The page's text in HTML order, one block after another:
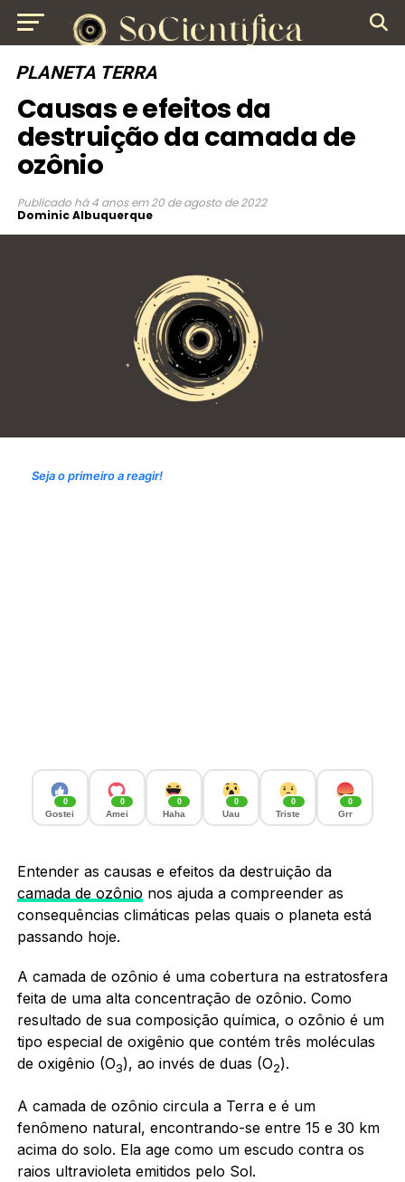
PLANETA TERRA
Causas e efeitos da
destruição da camada de
ozônio
Publicado há 4 anos em 20 de agosto de 2022
Dominic Albuquerque
Seja o primeiro a reagir!
0
Gostei
0
Amei
0
Haha
0
Uau
0
Triste
0
Grr
Entender as causas e efeitos da destruição da
camada de ozônio nos ajuda a compreender as
consequências climáticas pelas quais o planeta está
passando hoje.
A camada de ozônio é uma cobertura na estratosfera
feita de uma alta concentração de ozônio. Como
resultado de sua composição química, o ozônio é um
tipo especial de oxigênio que contém três moléculas
de oxigênio (O3), ao invés de duas (O2).
A camada de ozônio circula a Terra e é um
fenômeno natural, encontrando-se entre 15 e 30 km
acima do solo. Ela age como um escudo contra os
raios ultravioleta emitidos pelo Sol.